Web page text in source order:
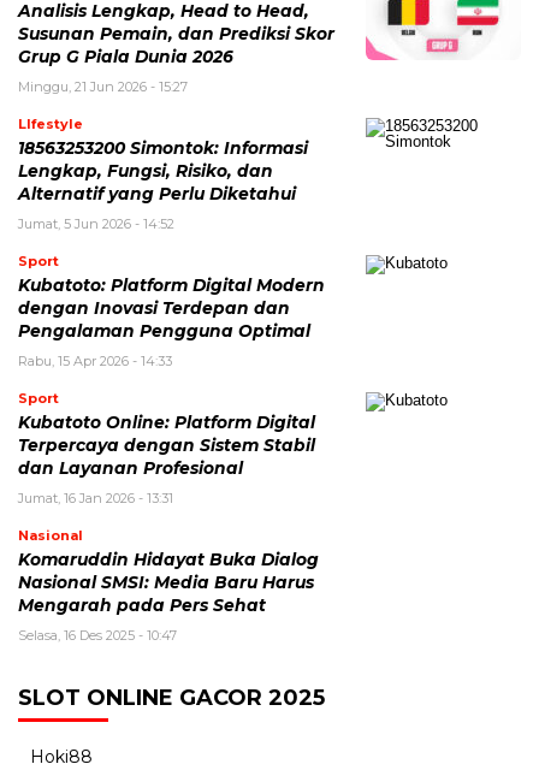
Analisis Lengkap, Head to Head,
Susunan Pemain, dan Prediksi Skor
Grup G Piala Dunia 2026
Minggu, 21 Jun 2026 - 15:27
LIfestyle
18563253200 Simontok: Informasi
Lengkap, Fungsi, Risiko, dan
Alternatif yang Perlu Diketahui
Jumat, 5 Jun 2026 - 14:52
Sport
Kubatoto: Platform Digital Modern
dengan Inovasi Terdepan dan
Pengalaman Pengguna Optimal
Rabu, 15 Apr 2026 - 14:33
Sport
Kubatoto Online: Platform Digital
Terpercaya dengan Sistem Stabil
dan Layanan Profesional
Jumat, 16 Jan 2026 - 13:31
Nasional
Komaruddin Hidayat Buka Dialog
Nasional SMSI: Media Baru Harus
Mengarah pada Pers Sehat
Selasa, 16 Des 2025 - 10:47
SLOT ONLINE GACOR 2025
Hoki88